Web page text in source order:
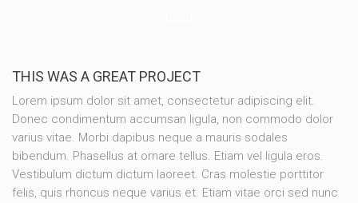
THIS WAS A GREAT PROJECT
Lorem ipsum dolor sit amet, consectetur adipiscing elit.
Donec condimentum accumsan ligula, non commodo dolor
varius vitae. Morbi dapibus neque a mauris sodales
bibendum. Phasellus at ornare tellus. Etiam vel ligula eros.
Vestibulum dictum dictum laoreet. Cras molestie porttitor
felis, quis rhoncus neque varius et. Etiam vitae orci sed nunc